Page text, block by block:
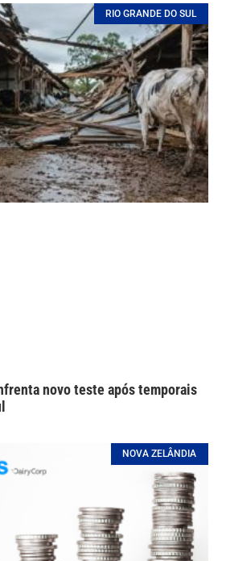
RIO GRANDE DO SUL
novo teste após temporais
NOVA ZELÂNDIA